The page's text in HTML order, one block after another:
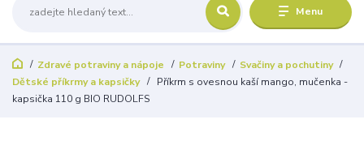
Menu
Zdravé potraviny a nápoje Potraviny
Svačiny a pochutiny
Dětské příkrmy a kapsičky
Příkrm s ovesnou kaší mango, mučenka -
kapsička 110 g BIO RUDOLFS